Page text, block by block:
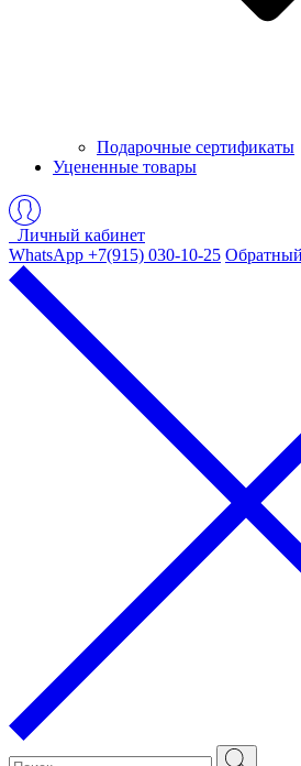
Подарочные сертификаты
Уцененные товары
Личный кабинет
WhatsApp +7(915) 030-10-25